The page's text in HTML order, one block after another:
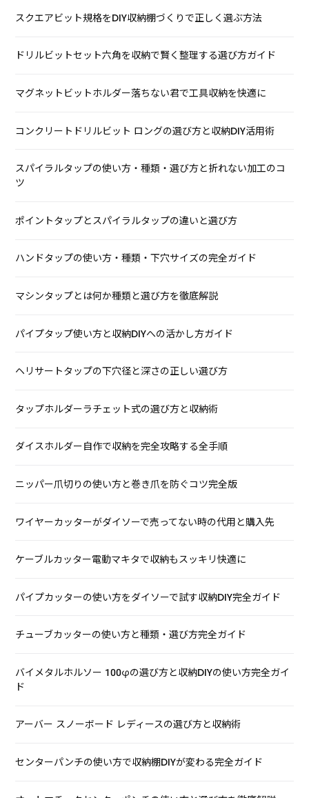
スクエアビット規格をDIY収納棚づくりで正しく選ぶ方法
ドリルビットセット六角を収納で賢く整理する選び方ガイド
マグネットビットホルダー落ちない君で工具収納を快適に
コンクリートドリルビット ロングの選び方と収納DIY活用術
スパイラルタップの使い方・種類・選び方と折れない加工のコ
ツ
ポイントタップとスパイラルタップの違いと選び方
ハンドタップの使い方・種類・下穴サイズの完全ガイド
マシンタップとは何か種類と選び方を徹底解説
パイプタップ使い方と収納DIYへの活かし方ガイド
ヘリサートタップの下穴径と深さの正しい選び方
タップホルダーラチェット式の選び方と収納術
ダイスホルダー自作で収納を完全攻略する全手順
ニッパー爪切りの使い方と巻き爪を防ぐコツ完全版
ワイヤーカッターがダイソーで売ってない時の代用と購入先
ケーブルカッター電動マキタで収納もスッキリ快適に
パイプカッターの使い方をダイソーで試す収納DIY完全ガイド
チューブカッターの使い方と種類・選び方完全ガイド
バイメタルホルソー 100φの選び方と収納DIYの使い方完全ガイ
ド
アーバー スノーボード レディースの選び方と収納術
センターパンチの使い方で収納棚DIYが変わる完全ガイド